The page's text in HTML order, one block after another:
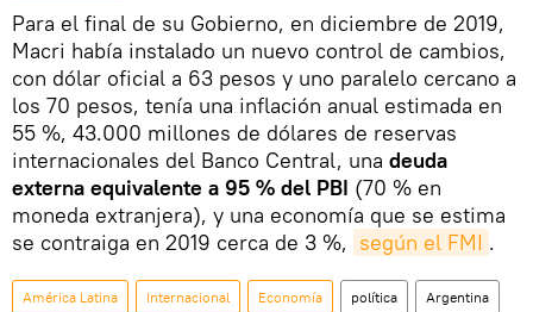
Para el final de su Gobierno, en diciembre de 2019,
Macri había instalado un nuevo control de cambios,
con dólar oficial a 63 pesos y uno paralelo cercano a
los 70 pesos, tenía una inflación anual estimada en
55 %, 43.000 millones de dólares de reservas
internacionales del Banco Central, una deuda
externa equivalente a 95 % del PBI (70 % en
moneda extranjera), y una economía que se estima
se contraiga en 2019 cerca de 3 %, según el FMI .
América Latina Internacional Economía política Argentina